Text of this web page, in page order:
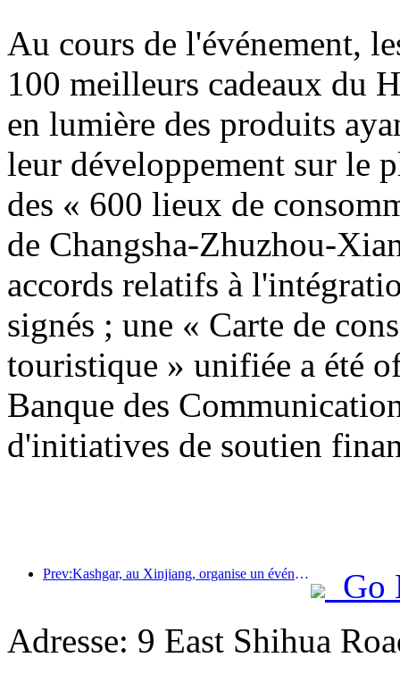
Au cours de l'événement,
100 meilleurs cadeaux du
en lumière des produits
leur développement sur le
des « 600 lieux de
de Changsha-Zhuzhou-
accords relatifs à
signés ; une « Carte de
touristique » unifiée a été
Banque des
d'initiatives de soutien
Prev:Kashgar, au Xinjiang, organise un événement de promotion touristique pour favoriser les échanges interethniques.
Go
Adresse: 9 East Shihua